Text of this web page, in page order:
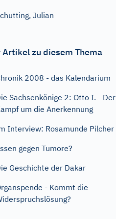
Julian
Artikel zu diesem Thema
2008 - das Kalendarium
Sachsenkönige 2: Otto I. - Der
um die Anerkennung
Interview: Rosamunde Pilcher
gegen Tumore?
Geschichte der Dakar
- Kommt die